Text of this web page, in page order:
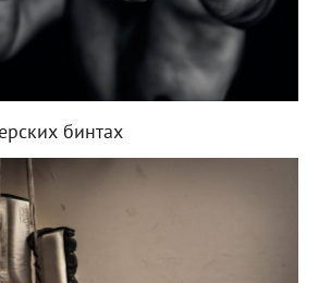
бинтах